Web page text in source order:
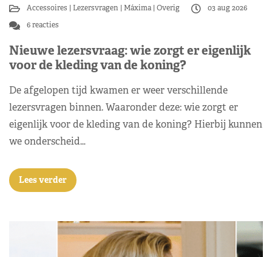
Accessoires Lezersvragen Máxima Overig
03 aug 2026
6 reacties
Nieuwe lezersvraag: wie zorgt er eigenlijk
voor de kleding van de koning?
De afgelopen tijd kwamen er weer verschillende
lezersvragen binnen. Waaronder deze: wie zorgt er
eigenlijk voor de kleding van de koning? Hierbij kunnen
we onderscheid…
Lees verder